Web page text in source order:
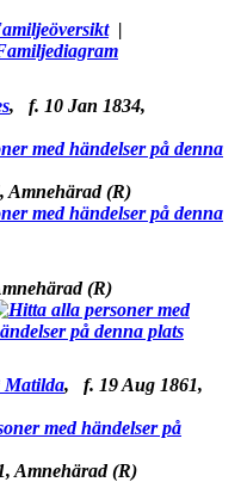
|
, f. 10 Jan 1834,
Amnehärad (R)
(R)
Matilda, f. 19 Aug 1861,
Amnehärad (R)